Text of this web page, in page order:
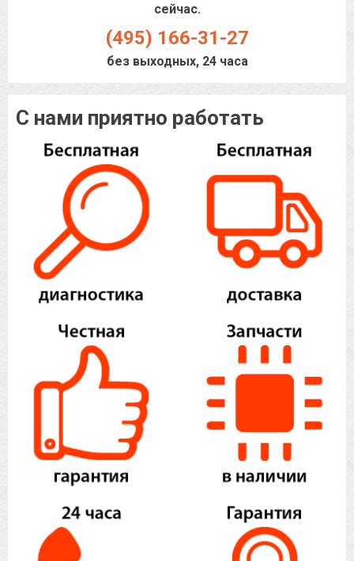
сейчас.
(495) 166-31-27
без выходных, 24 часа
С нами приятно работать